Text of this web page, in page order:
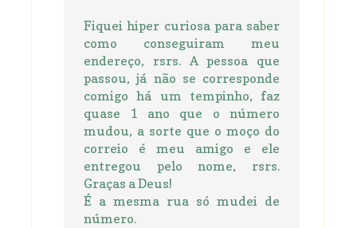
Fiquei hiper curiosa para saber
como conseguiram meu
endereço, rsrs. A pessoa que
passou, já não se corresponde
comigo há um tempinho, faz
quase 1 ano que o número
mudou, a sorte que o moço do
correio é meu amigo e ele
entregou pelo nome, rsrs.
Graças a Deus!
É a mesma rua só mudei de
número.